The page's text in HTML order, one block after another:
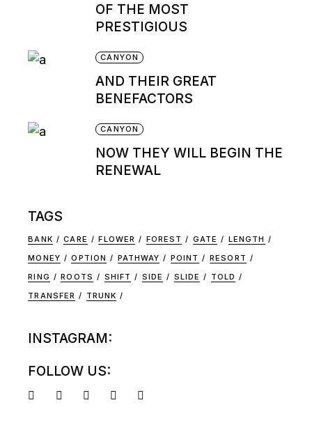
OF THE MOST
PRESTIGIOUS
CANYON
AND THEIR GREAT
BENEFACTORS
CANYON
NOW THEY WILL BEGIN THE
RENEWAL
TAGS
BANK CARE FLOWER FOREST GATE
LENGTH
MONEY
OPTION PATHWAY POINT
RESORT
RING
ROOTS SHIFT SIDE SLIDE
TOLD
TRANSFER
TRUNK
INSTAGRAM:
FOLLOW US: